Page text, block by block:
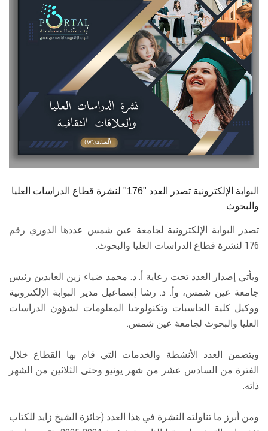
هيئة التدريس
الخريجين
الزائـرون
البوابة الإلكترونية تصدر العدد "176" لنشرة قطاع الدراسات العليا
والبحوث
تصدر البوابة الإلكترونية لجامعة عين شمس عددها الدوري رقم
176 لنشرة قطاع الدراسات العليا والبحوث.
ويأتي إصدار العدد تحت رعاية أ. د. محمد ضياء زين العابدين رئيس
جامعة عين شمس، وأ. د. رشا إسماعيل مدير البوابة الإلكترونية
ووكيل كلية الحاسبات وتكنولوجيا المعلومات لشؤون الدراسات
العليا والبحوث لجامعة عين شمس.
ويتضمن العدد الأنشطة والخدمات التي قام بها القطاع خلال
الفترة من السادس عشر من شهر يونيو وحتى الثلاثين من الشهر
ذاته.
ومن أبرز ما تناولته النشرة في هذا العدد (جائزة الشيخ زايد للكتاب